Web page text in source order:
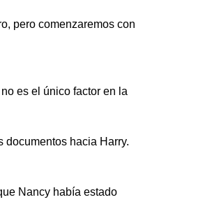
pero comenzaremos con
es el único factor en la
hacia Harry.
Nancy había estado